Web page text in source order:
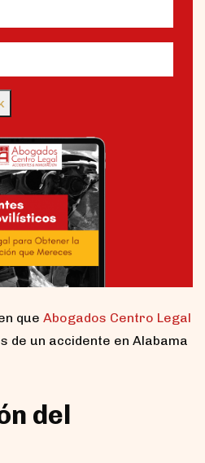
que Abogados Centro Legal
de un accidente en Alabama
del